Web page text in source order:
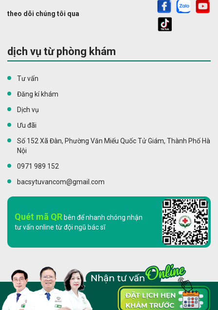
theo dõi chúng tôi qua
dịch vụ từ phòng khám
Tư vấn
Đăng kí khám
Dịch vụ
Ưu đãi
Số 152 Xã Đàn, Phường Văn Miếu Quốc Tử Giám, Thành Phố Hà
Nội
0971 989 152
bacsytuvancom@gmail.com
Quét mã QR bên để nhanh chóng nhận
tư vấn online từ đội ngũ bác sĩ